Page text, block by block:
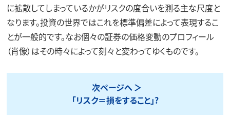
に拡散してしまっているかがリスクの度合いを測る主な尺度と
なります。投資の世界ではこれを標準偏差によって表現するこ
とが一般的です。なお個々の証券の価格変動のプロフィール
（肖像）はその時々によって刻々と変わってゆくものです。
次ページへ
「リスク＝損をすること」?